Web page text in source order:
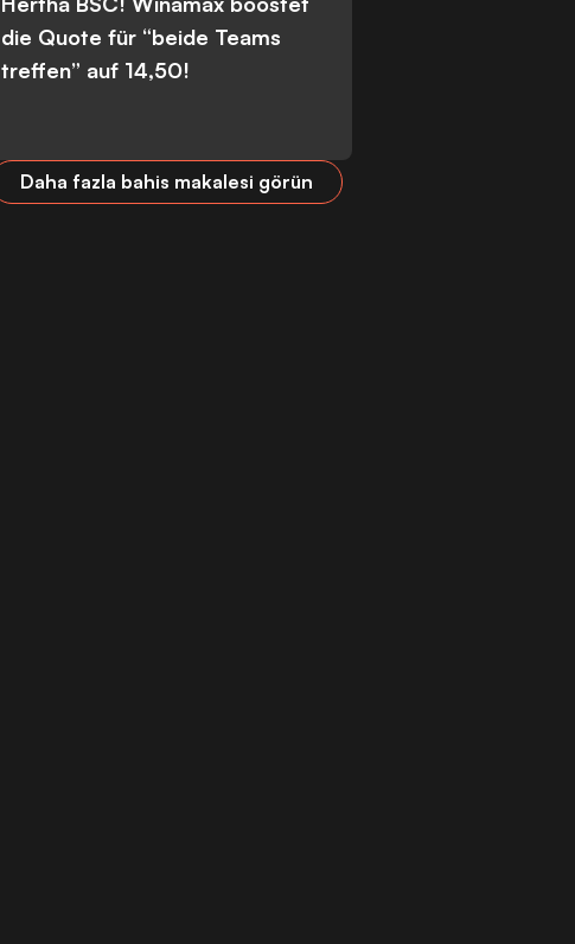
die Quote für “beide Teams
treffen” auf 14,50!
Daha fazla bahis makalesi görün